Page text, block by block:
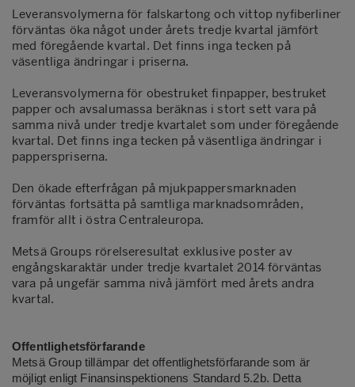
Leveransvolymerna för falskartong och vittop nyfiberliner
förväntas öka något under årets tredje kvartal jämfört
med föregående kvartal. Det finns inga tecken på
väsentliga ändringar i priserna.
Leveransvolymerna för obestruket finpapper, bestruket
papper och avsalumassa beräknas i stort sett vara på
samma nivå under tredje kvartalet som under föregående
kvartal. Det finns inga tecken på väsentliga ändringar i
papperspriserna.
Den ökade efterfrågan på mjukpappersmarknaden
förväntas fortsätta på samtliga marknadsområden,
framför allt i östra Centraleuropa.
Metsä Groups rörelseresultat exklusive poster av
engångskaraktär under tredje kvartalet 2014 förväntas
vara på ungefär samma nivå jämfört med årets andra
kvartal.
Offentlighetsförfarande
Metsä Group tillämpar det offentlighetsförfarande som är
möjligt enligt Finansinspektionens Standard 5.2b. Detta